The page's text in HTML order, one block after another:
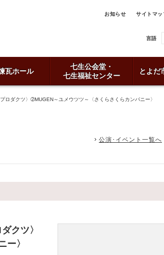
お知らせ サイトマッ
言語
瓦ホール
七生公会堂・
七生福祉センター
とよだ
ダクツ〉➁MUGEN～ユメウツツ～〈さくらさくらカンパニー〉
公演･イベント一覧へ
クツ〉
ー〉